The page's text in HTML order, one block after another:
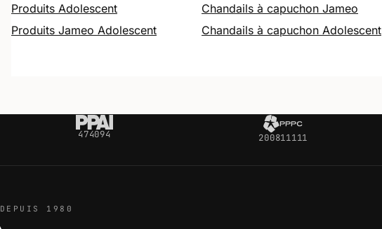
Produits Adolescent
Produits Jameo Adolescent
Chandails à capuchon Jameo
Chandails à capuchon Adolescent
474094 200811111
DEPUIS 1980